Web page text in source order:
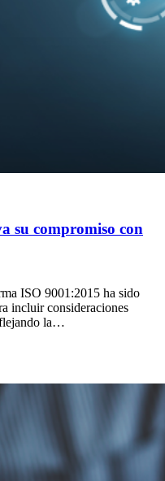
su compromiso con
ISO 9001:2015 ha sido
incluir consideraciones
la…